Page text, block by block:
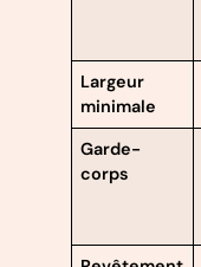
Largeur
minimale
Garde-
corps